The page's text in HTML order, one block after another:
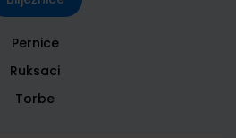
Pernice
Ruksaci
Torbe